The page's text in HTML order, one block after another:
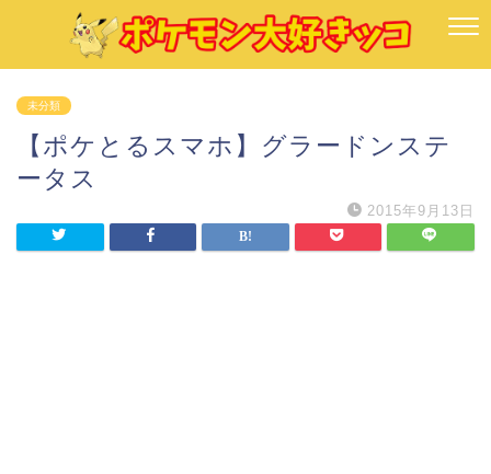
未分類
【ポケとるスマホ】グラードンステ
ータス
2015年9月13日